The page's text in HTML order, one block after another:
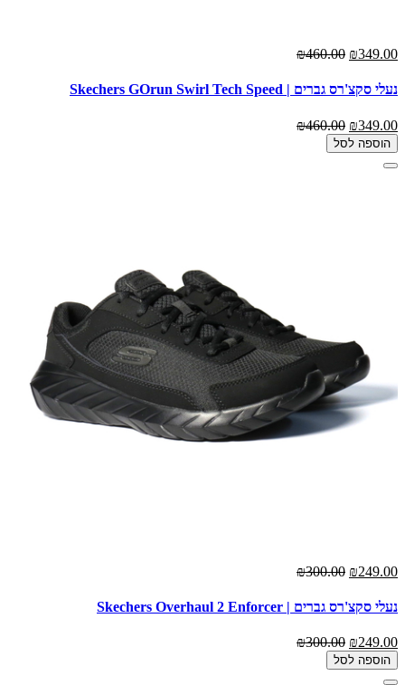
₪349.00
₪460.00
נעלי סקצ'רס גברים | Skechers GOrun Swirl Tech Speed
₪349.00
₪460.00
הוספה לסל
₪249.00
₪300.00
נעלי סקצ'רס גברים | Skechers Overhaul 2 Enforcer
₪249.00
₪300.00
הוספה לסל